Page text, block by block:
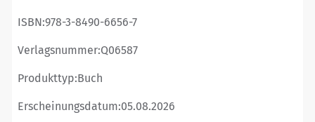
ISBN:978-3-8490-6656-7
Verlagsnummer:Q06587
Produkttyp:Buch
Erscheinungsdatum:05.08.2026